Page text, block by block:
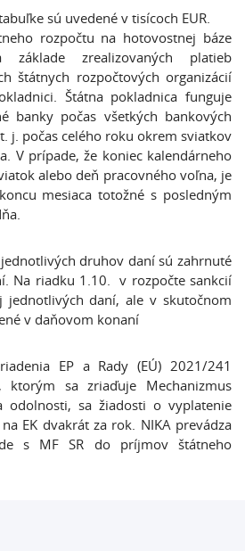
sú uvedené v tisícoch EUR.
rozpočtu na hotovostnej báze
zrealizovaných platieb
štátnych rozpočtových organizácií
Štátna pokladnica funguje
banky počas všetkých bankových
j. počas celého roku okrem sviatkov
V prípade, že koniec kalendárneho
alebo deň pracovného voľna, je
mesiaca totožné s posledným
druhov daní sú zahrnuté
Na riadku 1.10. v rozpočte sankcií
jednotlivých daní, ale v skutočnom
v daňovom konaní
EP a Rady (EÚ) 2021/241
sa zriaďuje Mechanizmus
odolnosti, sa žiadosti o vyplatenie
EK dvakrát za rok. NIKA prevádza
s MF SR do príjmov štátneho